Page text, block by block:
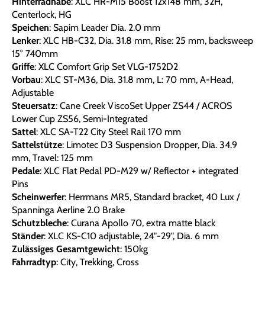
Centerlock, HG
Speichen: Sapim Leader Dia. 2.0 mm
Lenker: XLC HB-C32, Dia. 31.8 mm, Rise: 25 mm, backsweep
15° 740mm
Griffe: XLC Comfort Grip Set VLG-1752D2
Vorbau: XLC ST-M36, Dia. 31.8 mm, L: 70 mm, A-Head,
Adjustable
Steuersatz: Cane Creek ViscoSet Upper ZS44 / ACROS
Lower Cup ZS56, Semi-Integrated
Sattel: XLC SA-T22 City Steel Rail 170 mm
Sattelstütze: Limotec D3 Suspension Dropper, Dia. 34.9
mm, Travel: 125 mm
Pedale: XLC Flat Pedal PD-M29 w/ Reflector + integrated
Pins
Scheinwerfer: Herrmans MR5, Standard bracket, 40 Lux /
Spanninga Aerline 2.0 Brake
Schutzbleche: Curana Apollo 70, extra matte black
Ständer: XLC KS-C10 adjustable, 24"-29", Dia. 6 mm
Zulässiges Gesamtgewicht: 150kg
Fahrradtyp: City, Trekking, Cross